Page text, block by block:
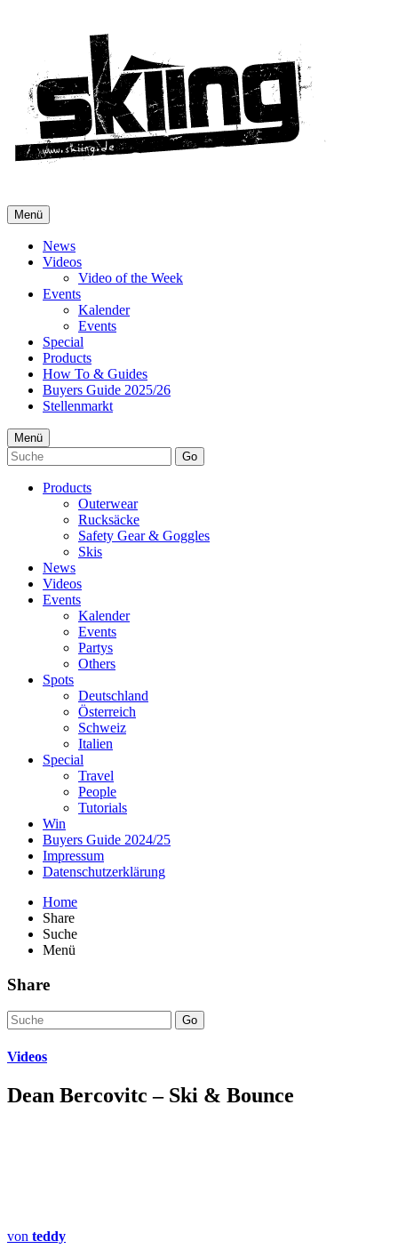
Menü
News
Videos
Video of the Week
Events
Kalender
Events
Special
Products
How To & Guides
Buyers Guide 2025/26
Stellenmarkt
Menü
Go
Products
Outerwear
Rucksäcke
Safety Gear & Goggles
Skis
News
Videos
Events
Kalender
Events
Partys
Others
Spots
Deutschland
Österreich
Schweiz
Italien
Special
Travel
People
Tutorials
Win
Buyers Guide 2024/25
Impressum
Datenschutzerklärung
Home
Share
Suche
Menü
Share
Go
Videos
Dean Bercovitc – Ski & Bounce
von teddy